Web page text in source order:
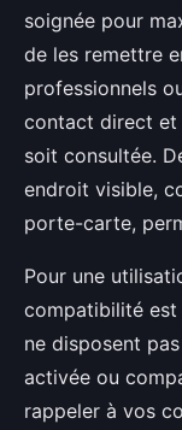
soignée pour
de les remettre
professionnels
contact direct et
soit consultée.
endroit visible,
porte-carte,
Pour une
compatibilité est
ne disposent
activée ou
rappeler à vos